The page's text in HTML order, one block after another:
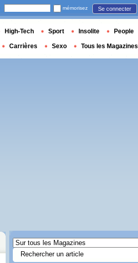
mémorisez Se connecter
High-Tech Sport Insolite People
Carrières Sexo Tous les Magazines